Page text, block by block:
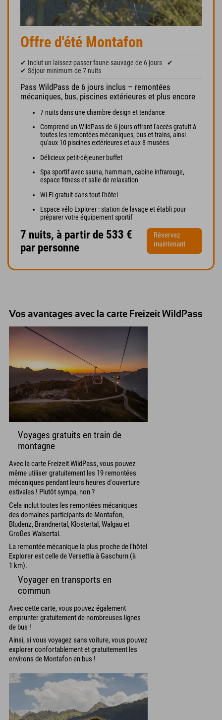
Offre d'été Montafon
✔ Inclut un laissez-passer faune sauvage de 6 jours
✔
✔ Séjour minimum de 7 nuits
Pass WildPass de 6 jours inclus – remontées
mécaniques, bus, piscines extérieures et plus encore
7 nuits dans une chambre design et tendance
Comprend un WildPass de 6 jours offrant l'accès gratuit à
toutes les remontées mécaniques, bus et trains, ainsi
qu'aux 10 piscines extérieures et aux 8 musées
Délicieux petit-déjeuner buffet
Spa sportif avec sauna, hammam, cabine infrarouge,
espace fitness et salle de relaxation
Wi-Fi gratuit dans tout l'hôtel
Espace vélo Explorer : station de lavage et établi pour
préparer votre équipement sportif
7 nuits, à partir de 533 €
par personne
Réservez
maintenant
Vos avantages avec la carte Freizeit WildPass
Voyages gratuits en train de
montagne
Avec la carte Freizeit WildPass, vous pouvez
même utiliser gratuitement les 19 remontées
mécaniques pendant leurs heures d'ouverture
estivales ! Plutôt sympa, non ?
Cela inclut toutes les remontées mécaniques
des domaines participants de Montafon,
Bludenz, Brandnertal, Klostertal, Walgau et
Großes Walsertal.
La remontée mécanique la plus proche de l'hôtel
Explorer est celle de Versettla à Gaschurn (à
1 km).
Voyager en transports en
commun
Avec cette carte, vous pouvez également
emprunter gratuitement de nombreuses lignes
de bus !
Ainsi, si vous voyagez sans voiture, vous pouvez
explorer confortablement et gratuitement les
environs de Montafon en bus !